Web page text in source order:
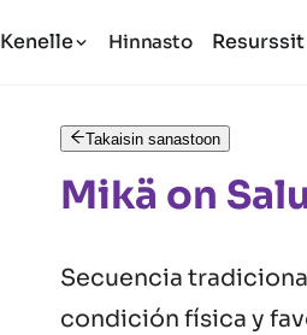
Kenelle Hinnasto Resurssit
Takaisin sanastoon
Mikä on
Secuencia
condición física y